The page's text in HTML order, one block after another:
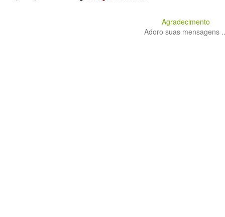
Agradecimento
Adoro suas mensagens